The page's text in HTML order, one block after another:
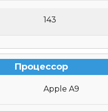
143
Процессор
Apple A9